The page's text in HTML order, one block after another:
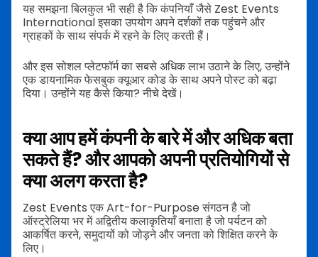
यह समझना बिलकुल भी सही है कि कंपनियाँ जैसे Zest Events
International इसका उपयोग अपने दर्शकों तक पहुंचने और
ग्राहकों के साथ संपर्क में रहने के लिए करती हैं।
और इस सोशल प्लेटफॉर्म का सबसे अधिक लाभ उठाने के लिए, उन्होंने
एक डायनामिक फेसबुक क्यूआर कोड के साथ अपने पोस्ट को बढ़ा
दिया। उन्होंने यह कैसे किया? नीचे देखें।
क्या आप हमें कंपनी के बारे में और अधिक बता
सकते हैं? और आपको अपनी प्रतियोगियों से
क्या अलग करता है?
Zest Events एक Art-for-Purpose संगठन है जो
ऑस्ट्रेलिया भर में अद्वितीय कलाकृतियाँ बनाता है जो पर्यटन को
आकर्षित करने, समुदायों को जोड़ने और जनता को शिक्षित करने के
लिए।